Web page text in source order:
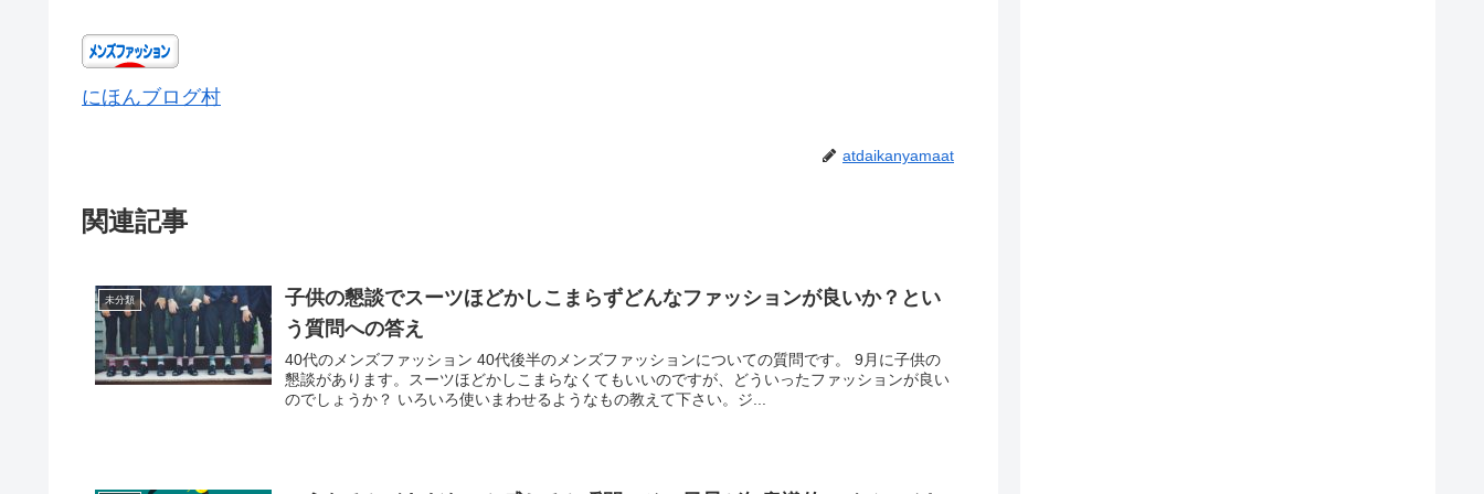
にほんブログ村
atdaikanyamaat
関連記事
未分類
子供の懇談でスーツほどかしこまらずどんなファッションが良いか？とい
う質問への答え
40代のメンズファッション 40代後半のメンズファッションについての質問です。 9月に子供の
懇談があります。スーツほどかしこまらなくてもいいのですが、どういったファッションが良い
のでしょうか？ いろいろ使いまわせるようなもの教えて下さい。ジ...